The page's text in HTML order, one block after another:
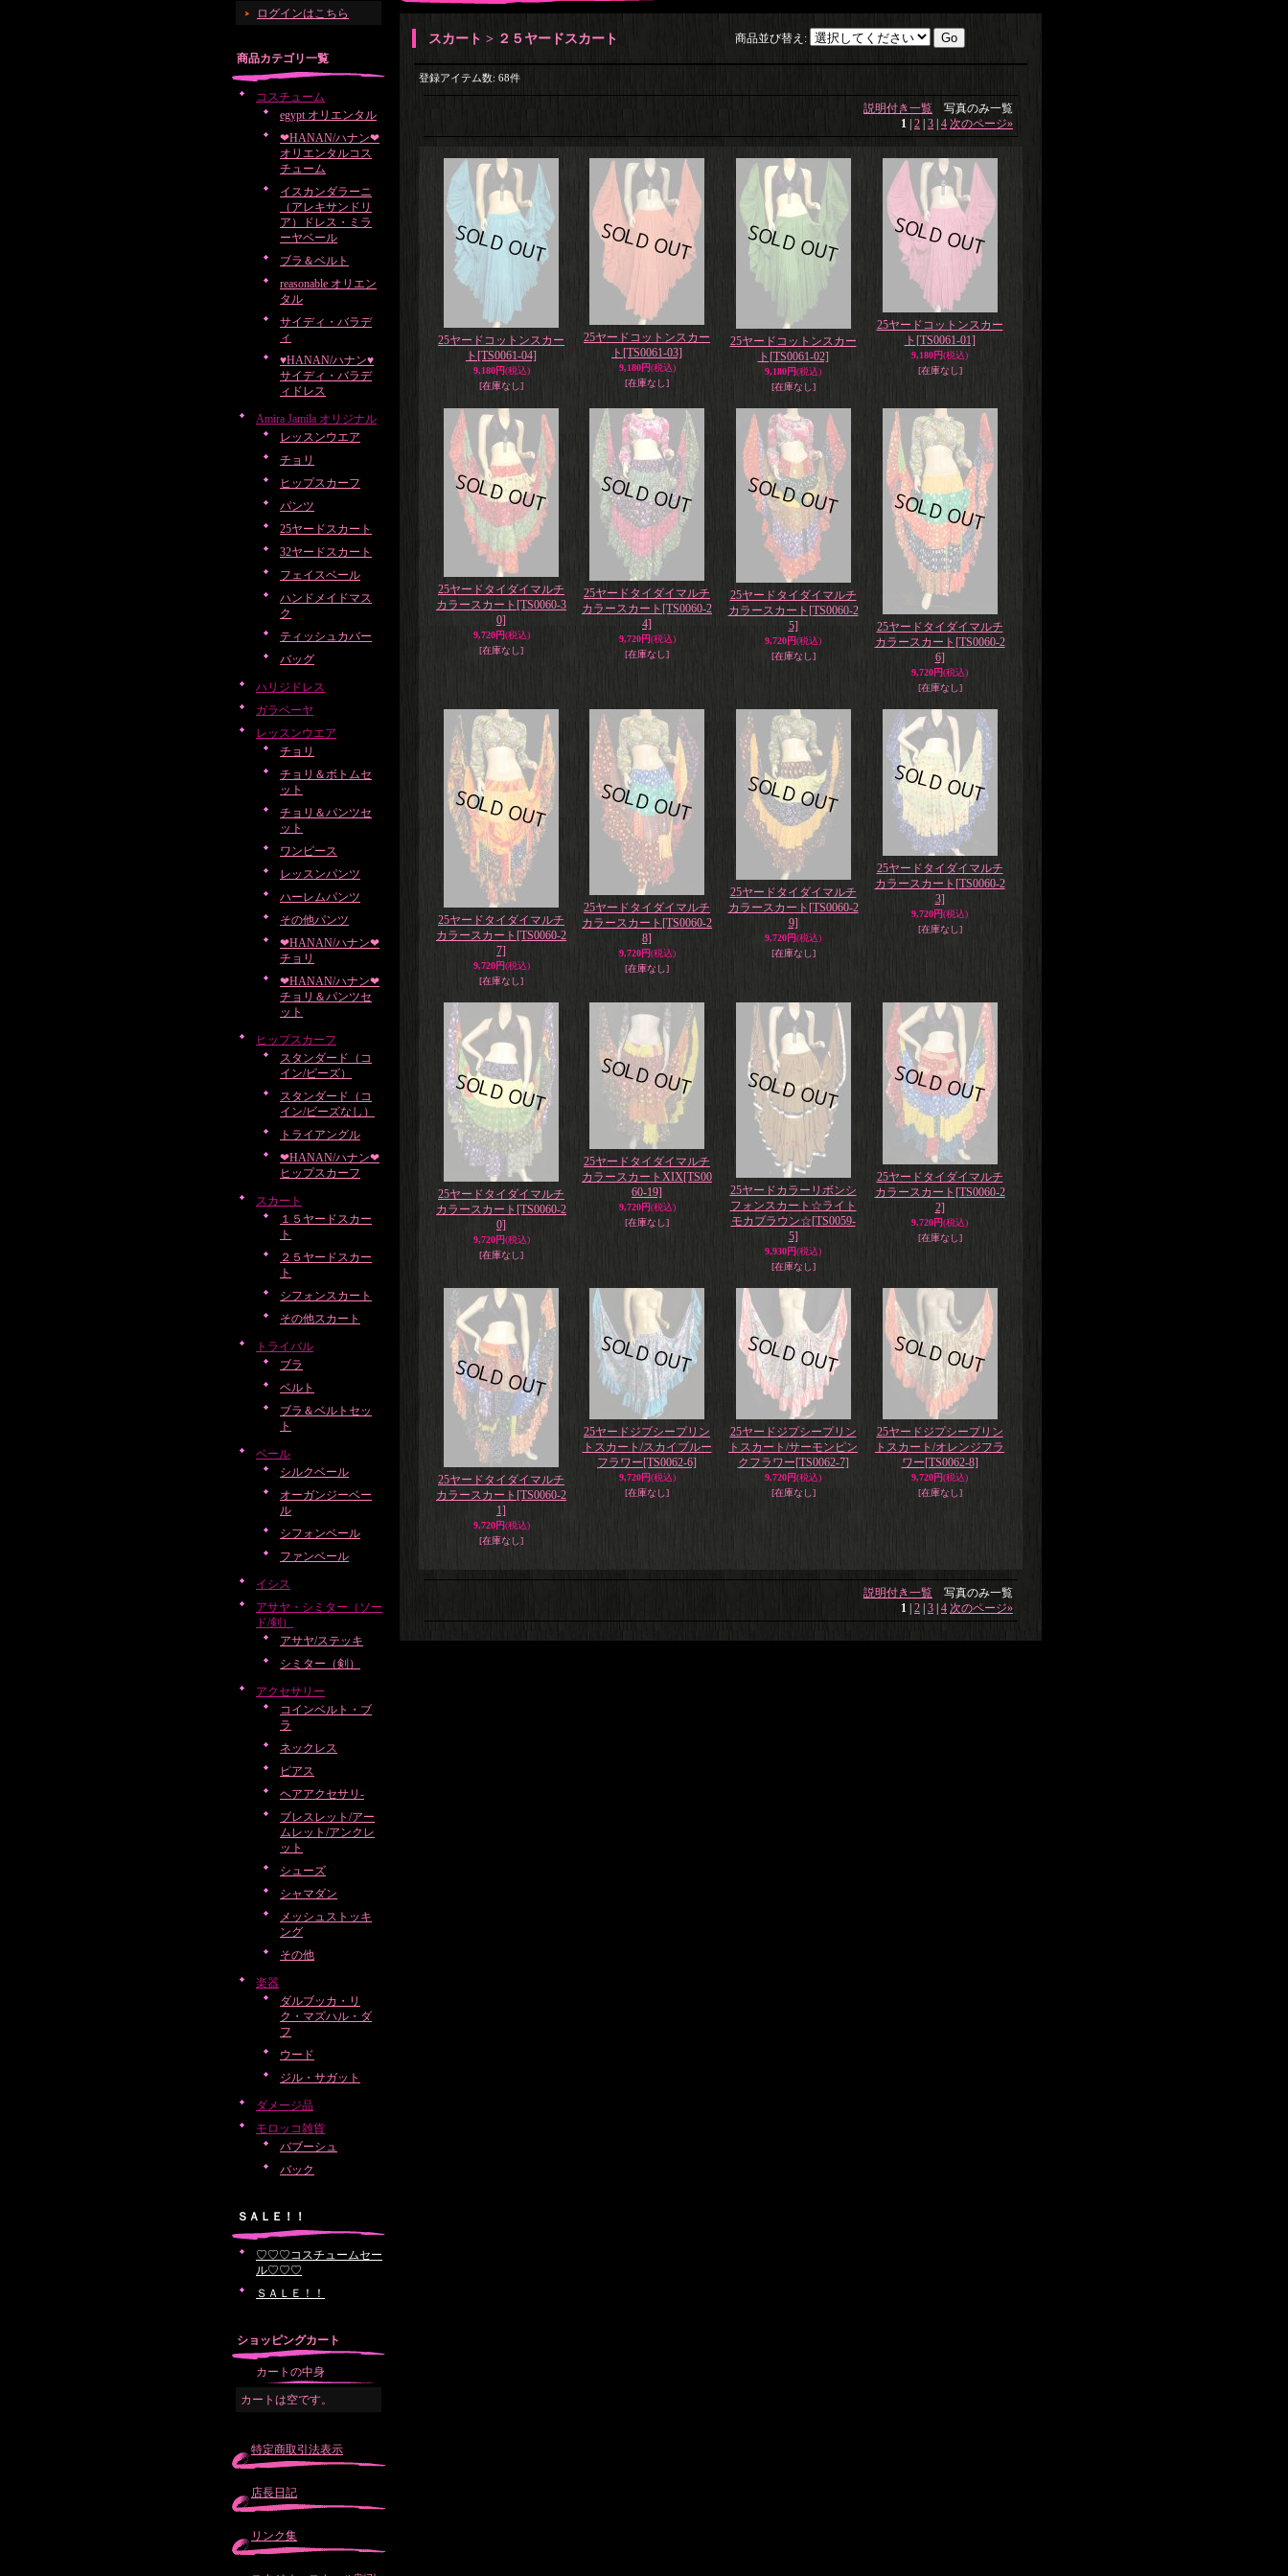
ログインはこちら
商品カテゴリ一覧
コスチューム
egypt オリエンタル
❤HANAN/ハナン❤
オリエンタルコス
チューム
イスカンダラーニ
（アレキサンドリ
ア）ドレス・ミラ
ーヤベール
ブラ＆ベルト
reasonable オリエン
タル
サイディ・バラデ
ィ
♥HANAN/ハナン♥
サイディ・バラデ
ィドレス
Amira Jamila オリジナル
レッスンウエア
チョリ
ヒップスカーフ
パンツ
25ヤードスカート
32ヤードスカート
フェイスベール
ハンドメイドマス
ク
ティッシュカバー
バッグ
ハリジドレス
ガラベーヤ
レッスンウエア
チョリ
チョリ＆ボトムセ
ット
チョリ＆パンツセ
ット
ワンピース
レッスンパンツ
ハーレムパンツ
その他パンツ
❤HANAN/ハナン❤
チョリ
❤HANAN/ハナン❤
チョリ＆パンツセ
ット
ヒップスカーフ
スタンダード（コ
イン/ビーズ）
スタンダード（コ
イン/ビーズなし）
トライアングル
❤HANAN/ハナン❤
ヒップスカーフ
スカート
１５ヤードスカー
ト
２５ヤードスカー
ト
シフォンスカート
その他スカート
トライバル
ブラ
ベルト
ブラ＆ベルトセッ
ト
ベール
シルクベール
オーガンジーベー
ル
シフォンベール
ファンベール
イシス
アサヤ・シミター（ソー
ド/剣）
アサヤ/ステッキ
シミター（剣）
アクセサリー
コインベルト・ブ
ラ
ネックレス
ピアス
ヘアアクセサリ-
ブレスレット/アー
ムレット/アンクレ
ット
シューズ
シャマダン
メッシュストッキ
ング
その他
楽器
ダルブッカ・リ
ク・マズハル・ダ
フ
ウード
ジル・サガット
ダメージ品
モロッコ雑貨
バブーシュ
バック
ＳＡＬＥ！！
♡♡♡コスチュームセー
ル♡♡♡
ＳＡＬＥ！！
ショッピングカート
カートの中身
カートは空です。
特定商取引法表示
店長日記
リンク集
スカート > ２５ヤードスカート 商品並び替え :
登録アイテム数: 68件
説明付き一覧 写真のみ一覧
1 2 3 4 次のページ»
25ヤードコットンスカー
ト [TS0061-04]
9,180円(税込)
[在庫なし]
25ヤードコットンスカー
ト [TS0061-03]
9,180円(税込)
[在庫なし]
25ヤードコットンスカー
ト [TS0061-02]
9,180円(税込)
[在庫なし]
25ヤードコットンスカー
ト [TS0061-01]
9,180円(税込)
[在庫なし]
25ヤードタイダイマルチ
カラースカート [TS0060-3
0]
9,720円(税込)
[在庫なし]
25ヤードタイダイマルチ
カラースカート [TS0060-2
4]
9,720円(税込)
[在庫なし]
25ヤードタイダイマルチ
カラースカート [TS0060-2
5]
9,720円(税込)
[在庫なし]
25ヤードタイダイマルチ
カラースカート [TS0060-2
6]
9,720円(税込)
[在庫なし]
25ヤードタイダイマルチ
カラースカート [TS0060-2
7]
9,720円(税込)
[在庫なし]
25ヤードタイダイマルチ
カラースカート [TS0060-2
8]
9,720円(税込)
[在庫なし]
25ヤードタイダイマルチ
カラースカート [TS0060-2
9]
9,720円(税込)
[在庫なし]
25ヤードタイダイマルチ
カラースカート [TS0060-2
3]
9,720円(税込)
[在庫なし]
25ヤードタイダイマルチ
カラースカート [TS0060-2
0]
9,720円(税込)
[在庫なし]
25ヤードタイダイマルチ
カラースカートXIX[TS00
60-19]
9,720円(税込)
[在庫なし]
25ヤードカラーリボンシ
フォンスカート☆ライト
モカブラウン☆[TS0059-
5]
9,930円(税込)
[在庫なし]
25ヤードタイダイマルチ
カラースカート [TS0060-2
2]
9,720円(税込)
[在庫なし]
25ヤードタイダイマルチ
カラースカート [TS0060-2
1]
9,720円(税込)
[在庫なし]
25ヤードジプシープリン
トスカート/スカイブルー
フラワー[TS0062-6]
9,720円(税込)
[在庫なし]
25ヤードジプシープリン
トスカート/サーモンピン
クフラワー[TS0062-7]
9,720円(税込)
[在庫なし]
25ヤードジプシープリン
トスカート/オレンジフラ
ワー[TS0062-8]
9,720円(税込)
[在庫なし]
説明付き一覧 写真のみ一覧
1 2 3 4 次のページ»